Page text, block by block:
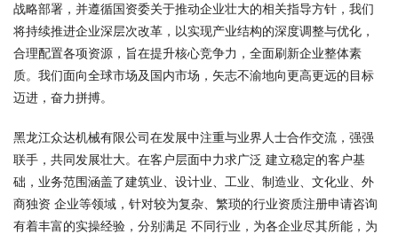
战略部署，并遵循国资委关于推动企业壮大的相关指导方针，我们
将持续推进企业深层次改革，以实现产业结构的深度调整与优化，
合理配置各项资源，旨在提升核心竞争力，全面刷新企业整体素
质。我们面向全球市场及国内市场，矢志不渝地向更高更远的目标
迈进，奋力拼搏。
黑龙江众达机械有限公司在发展中注重与业界人士合作交流，强强
联手，共同发展壮大。在客户层面中力求广泛 建立稳定的客户基
础，业务范围涵盖了建筑业、设计业、工业、制造业、文化业、外
商独资 企业等领域，针对较为复杂、繁琐的行业资质注册申请咨询
有着丰富的实操经验，分别满足 不同行业，为各企业尽其所能，为